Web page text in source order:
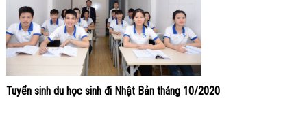
Tuyển sinh du học sinh đi Nhật Bản tháng 10/2020